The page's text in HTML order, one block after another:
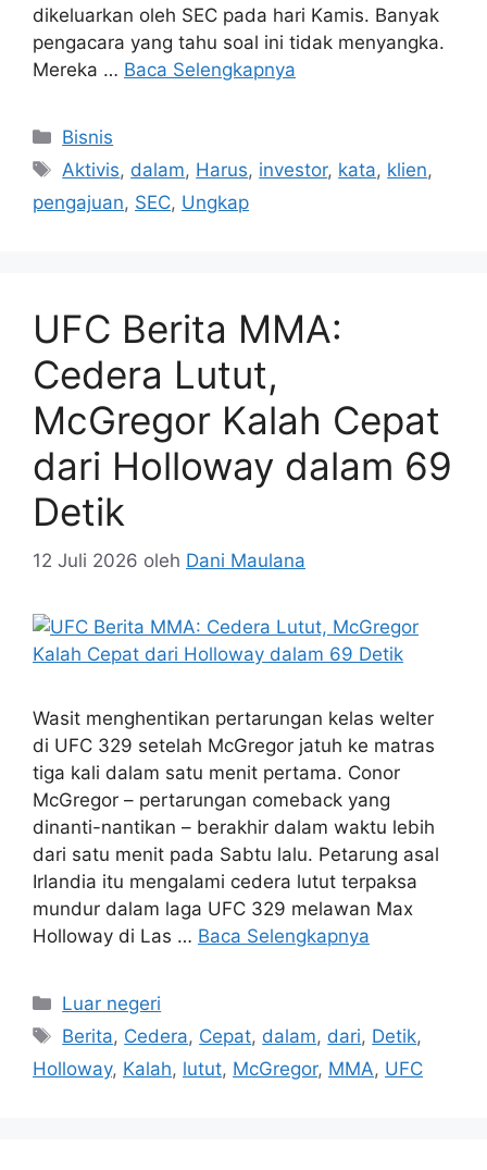
dikeluarkan oleh SEC pada hari Kamis. Banyak
pengacara yang tahu soal ini tidak menyangka.
Mereka … Baca Selengkapnya
Kategori
Bisnis
Tag
Aktivis, dalam, Harus, investor, kata, klien,
pengajuan, SEC, Ungkap
UFC Berita MMA:
Cedera Lutut,
McGregor Kalah Cepat
dari Holloway dalam 69
Detik
12 Juli 2026 oleh Dani Maulana
Wasit menghentikan pertarungan kelas welter
di UFC 329 setelah McGregor jatuh ke matras
tiga kali dalam satu menit pertama. Conor
McGregor – pertarungan comeback yang
dinanti-nantikan – berakhir dalam waktu lebih
dari satu menit pada Sabtu lalu. Petarung asal
Irlandia itu mengalami cedera lutut terpaksa
mundur dalam laga UFC 329 melawan Max
Holloway di Las … Baca Selengkapnya
Kategori
Luar negeri
Tag
Berita, Cedera, Cepat, dalam, dari, Detik,
Holloway, Kalah, lutut, McGregor, MMA, UFC